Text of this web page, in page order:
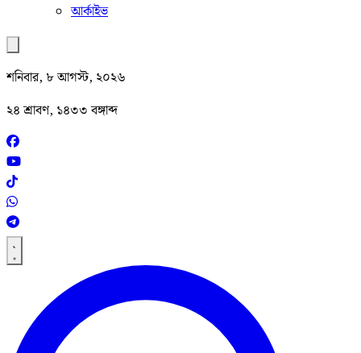
আর্কাইভ
শনিবার, ৮ আগস্ট, ২০২৬
২৪ শ্রাবণ, ১৪৩৩ বঙ্গাব্দ